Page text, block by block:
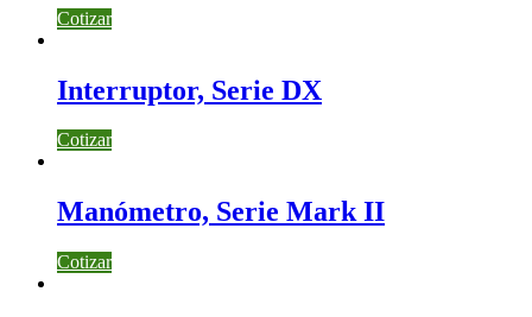
Cotizar
Interruptor, Serie DX
Cotizar
Manómetro, Serie Mark II
Cotizar